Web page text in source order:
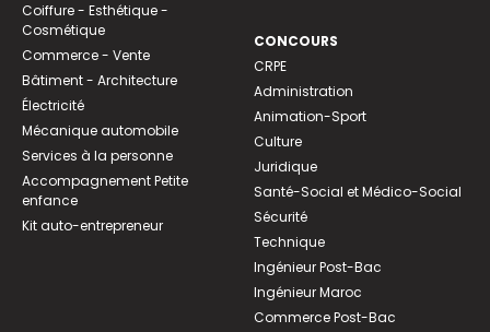
Coiffure - Esthétique -
Cosmétique
Commerce - Vente
Bâtiment - Architecture
Électricité
Mécanique automobile
Services à la personne
Accompagnement Petite
enfance
Kit auto-entrepreneur
CONCOURS
CRPE
Administration
Animation-Sport
Culture
Juridique
Santé-Social et Médico-Social
Sécurité
Technique
Ingénieur Post-Bac
Ingénieur Maroc
Commerce Post-Bac